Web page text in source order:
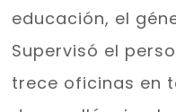
educación, el
Supervisó el
trece oficinas en